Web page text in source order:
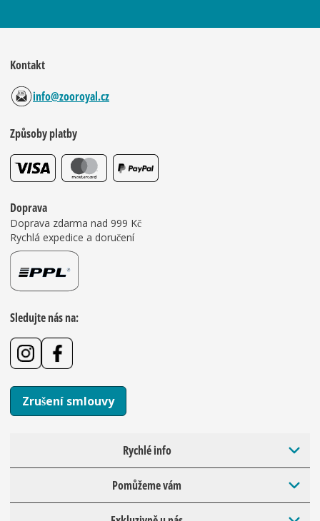
Kontakt
info@zooroyal.cz
Způsoby platby
Doprava
Doprava zdarma nad 999 Kč
Rychlá expedice a doručení
Sledujte nás na:
Zrušení smlouvy
Rychlé info
Pomůžeme vám